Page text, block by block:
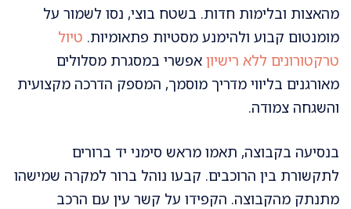
מהאצות ובלימות חדות. בשטח בוצי, נסו לשמור על
מומנטום קבוע ולהימנע מסטיות פתאומיות. טיול
טרקטורונים ללא רישיון אפשרי במסגרת מסלולים
מאורגנים בליווי מדריך מוסמך, המספק הדרכה מקצועית
והשגחה צמודה.
בנסיעה בקבוצה, תאמו מראש סימני יד ברורים
לתקשורת בין הרוכבים. קבעו נוהל ברור למקרה שמישהו
מתנתק מהקבוצה. הקפידו על קשר עין עם הרכב